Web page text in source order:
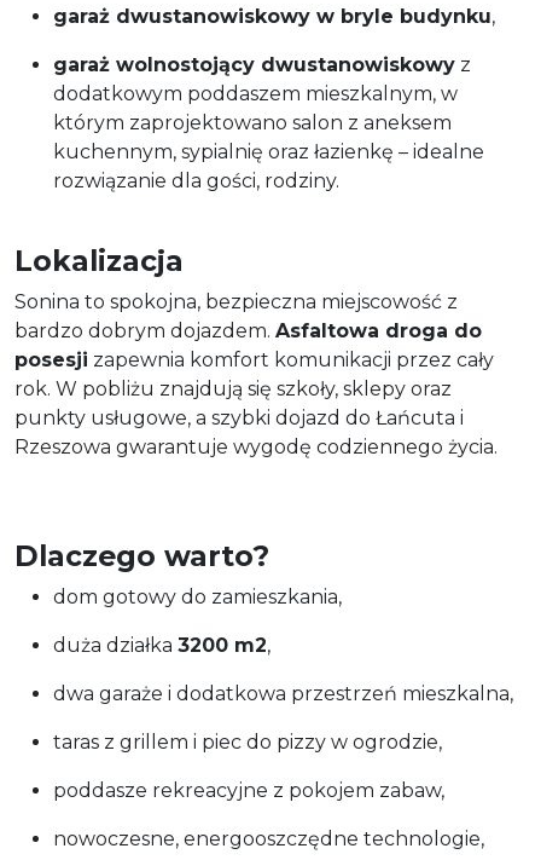
garaż dwustanowiskowy w bryle budynku,
garaż wolnostojący dwustanowiskowy z
dodatkowym poddaszem mieszkalnym, w
którym zaprojektowano salon z aneksem
kuchennym, sypialnię oraz łazienkę – idealne
rozwiązanie dla gości, rodziny.
Lokalizacja
Sonina to spokojna, bezpieczna miejscowość z
bardzo dobrym dojazdem. Asfaltowa droga do
posesji zapewnia komfort komunikacji przez cały
rok. W pobliżu znajdują się szkoły, sklepy oraz
punkty usługowe, a szybki dojazd do Łańcuta i
Rzeszowa gwarantuje wygodę codziennego życia.
Dlaczego warto?
dom gotowy do zamieszkania,
duża działka 3200 m2,
dwa garaże i dodatkowa przestrzeń mieszkalna,
taras z grillem i piec do pizzy w ogrodzie,
poddasze rekreacyjne z pokojem zabaw,
nowoczesne, energooszczędne technologie,